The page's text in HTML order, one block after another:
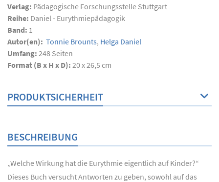
Verlag: Pädagogische Forschungsstelle Stuttgart
Reihe: Daniel - Eurythmiepädagogik
Band: 1
Autor(en): Tonnie Brounts, Helga Daniel
Umfang: 248 Seiten
Format (B x H x D): 20 x 26,5 cm
PRODUKTSICHERHEIT
BESCHREIBUNG
„Welche Wirkung hat die Eurythmie eigentlich auf Kinder?“
Dieses Buch versucht Antworten zu geben, sowohl auf das